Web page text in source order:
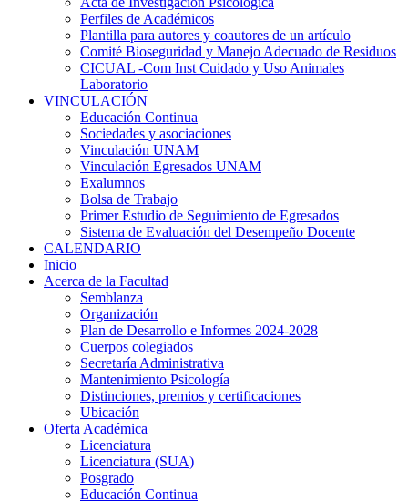
Perfiles de Académicos
Plantilla para autores y coautores de un artículo
Comité Bioseguridad y Manejo Adecuado de Residuos
CICUAL -Com Inst Cuidado y Uso Animales
Laboratorio
VINCULACIÓN
Educación Continua
Sociedades y asociaciones
Vinculación UNAM
Vinculación Egresados UNAM
Exalumnos
Bolsa de Trabajo
Primer Estudio de Seguimiento de Egresados
Sistema de Evaluación del Desempeño Docente
CALENDARIO
Inicio
Acerca de la Facultad
Semblanza
Organización
Plan de Desarrollo e Informes 2024-2028
Cuerpos colegiados
Secretaría Administrativa
Mantenimiento Psicología
Distinciones, premios y certificaciones
Ubicación
Oferta Académica
Licenciatura
Licenciatura (SUA)
Posgrado
Educación Continua